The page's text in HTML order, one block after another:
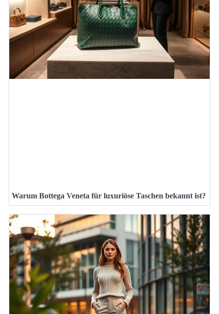
Warum Bottega Veneta für luxuriöse Taschen bekannt ist?